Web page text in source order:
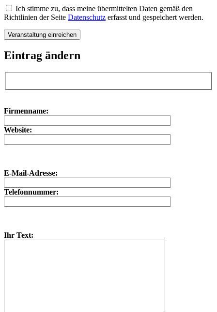
Ich stimme zu, dass meine übermittelten Daten gemäß den
Richtlinien der Seite Datenschutz erfasst und gespeichert werden.
Eintrag ändern
Firmenname:
Website:
E-Mail-Adresse:
Telefonnummer:
Ihr Text: